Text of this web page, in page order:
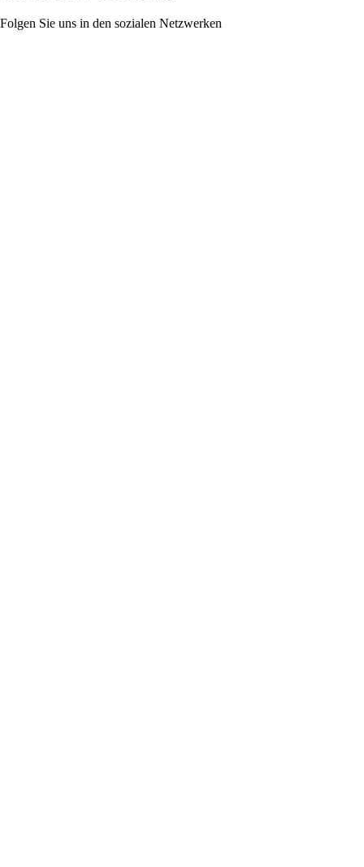
Folgen Sie uns in den sozialen Netzwerken